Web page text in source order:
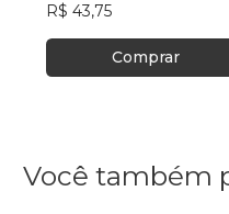
R$ 43,75
Comprar
Você também